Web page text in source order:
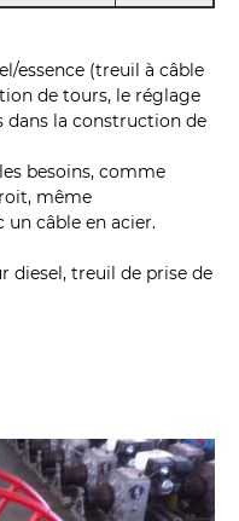
essence (treuil à câble
de tours, le réglage
dans la construction de
besoins, comme
même
câble en acier.
diesel, treuil de prise de